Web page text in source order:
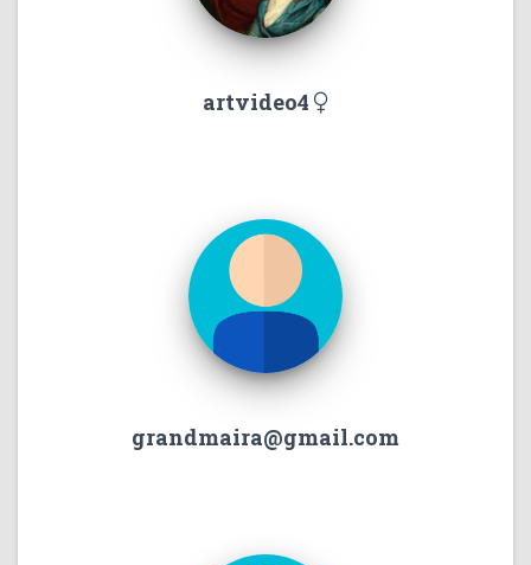
artvideo4
grandmaira@gmail.com